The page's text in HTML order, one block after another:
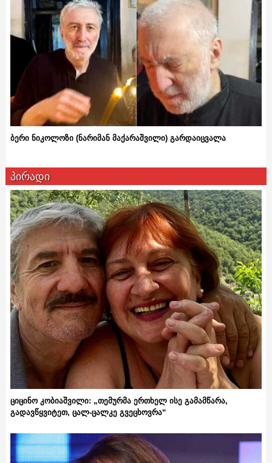
ბერი ნიკოლოზი (ნარიმან მაქარაშვილი) გარდაიცვალა
პირადი
ციცინო კობიაშვილი: „თემურმა ერთხელ ისე გამამწარა,
გადავწყვიტეთ, ცალ-ცალკე გვეცხოვრა“